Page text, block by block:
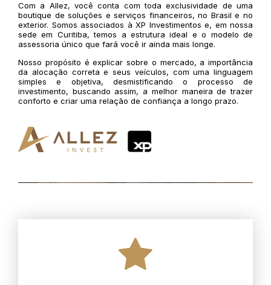
Com a Allez, você conta com toda exclusividade de uma
boutique de soluções e serviços financeiros, no Brasil e no
exterior. Somos associados à XP Investimentos e, em nossa
sede em Curitiba, temos a estrutura ideal e o modelo de
assessoria único que fará você ir ainda mais longe.
Nosso propósito é explicar sobre o mercado, a importância
da alocação correta e seus veículos, com uma linguagem
simples e objetiva, desmistificando o processo de
investimento, buscando assim, a melhor maneira de trazer
conforto e criar uma relação de confiança a longo prazo.